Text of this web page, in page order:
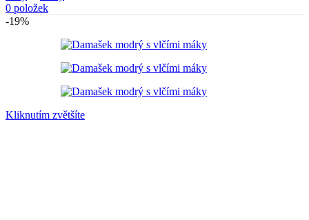
0 položek
-19%
Kliknutím zvětšíte